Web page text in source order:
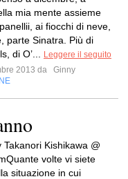
mia mente assieme
ai fiocchi di neve,
parte Sinatra. Più di
di O’...
Leggere il seguito
2013 da
Ginny
Takanori Kishikawa @
volte vi siete
situazione in cui